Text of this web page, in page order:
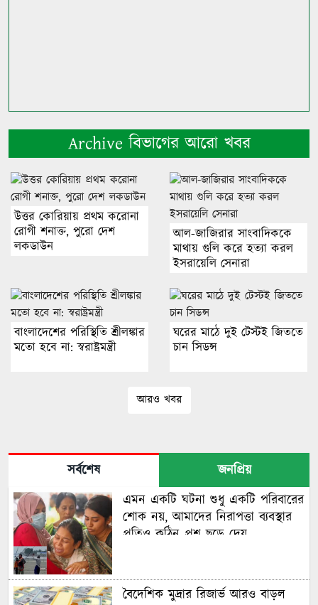
Archive বিভাগের আরো খবর
উত্তর কোরিয়ায় প্রথম করোনা
রোগী শনাক্ত, পুরো দেশ
লকডাউন
আল-জাজিরার সাংবাদিককে
মাথায় গুলি করে হত্যা করল
ইসরায়েলি সেনারা
বাংলাদেশের পরিস্থিতি শ্রীলঙ্কার
মতো হবে না: স্বরাষ্ট্রমন্ত্রী
ঘরের মাঠে দুই টেস্টই জিততে
চান সিডন্স
আরও খবর
সর্বশেষ
জনপ্রিয়
এমন একটি ঘটনা শুধু একটি পরিবারের
শোক নয়, আমাদের নিরাপত্তা ব্যবস্থার
প্রতিও কঠিন প্রশ্ন ছুড়ে দেয়
বৈদেশিক মুদ্রার রিজার্ভ আরও বাড়ল